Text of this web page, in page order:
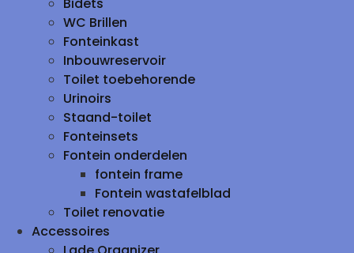
WC Brillen
Fonteinkast
Inbouwreservoir
Toilet toebehorende
Urinoirs
Staand-toilet
Fonteinsets
Fontein onderdelen
fontein frame
Fontein wastafelblad
Toilet renovatie
Accessoires